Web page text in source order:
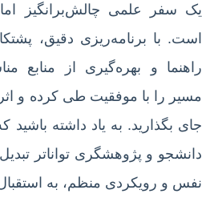
یک سفر علمی چالش‌برانگیز اما
است. با برنامه‌ریزی دقیق،
راهنما و بهره‌گیری از منابع
مسیر را با موفقیت طی کرده و
جای بگذارید. به یاد داشته باشید
دانشجو و پژوهشگری تواناتر
نفس و رویکردی منظم، به